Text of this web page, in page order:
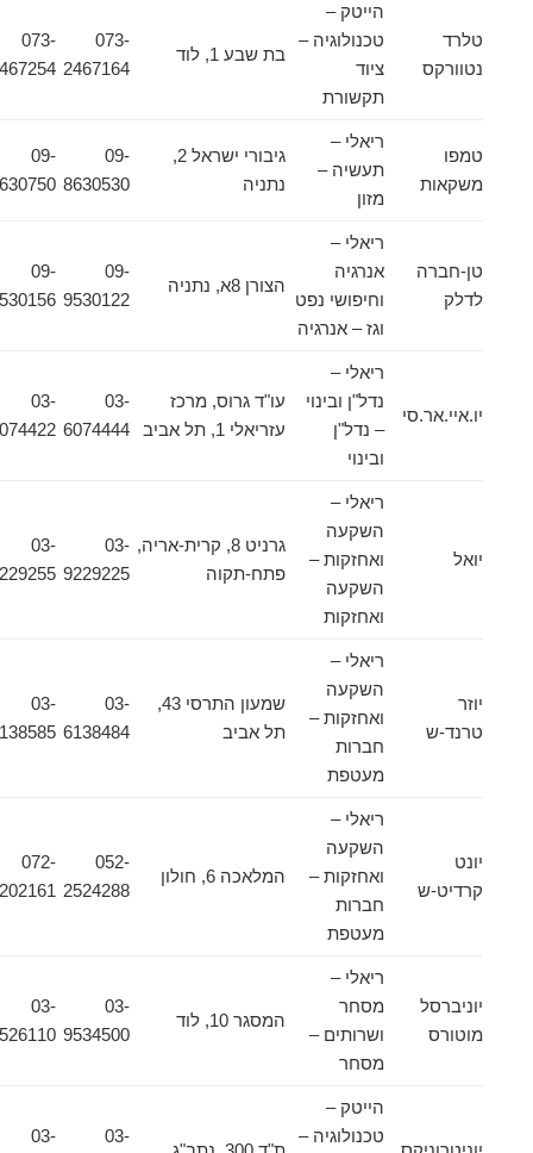
טלרד
נטוורקס
הייטק –
טכנולוגיה –
תקשורת
בת שבע 1, לוד
073-
2467164
073-
2467254
טמפו
משקאות
ריאלי –
תעשיה –
גיבורי ישראל 2,
נתניה
8630530
8630750
טן-חברה
לדלק
ריאלי –
אנרגיה
וחיפושי נפט
וגז – אנרגיה
הצורן 8א, נתניה
9530122
9530156
יו.איי.אר.סי
ריאלי –
נדל"ן ובינוי
– נדל"ן
ובינוי
עו"ד גרוס, מרכז
עזריאלי 1, תל אביב
6074444
6074422
ריאלי –
השקעה
ואחזקות –
השקעה
ואחזקות
גרניט 8, קרית-אריה,
פתח-תקוה
03-
9229225
9229255
טרנד-ש
ריאלי –
השקעה
ואחזקות –
חברות
מעטפת
שמעון התרסי 43,
תל אביב
03-
6138484
6138585
קרדיט-ש
ריאלי –
השקעה
ואחזקות –
חברות
מעטפת
המלאכה 6, חולון
052-
2524288
072-
2202161
יוניברסל
מוטורס
ריאלי –
מסחר
ושרותים –
מסחר
המסגר 10, לוד
9534500
9526110
הייטק –
טכנולוגיה –